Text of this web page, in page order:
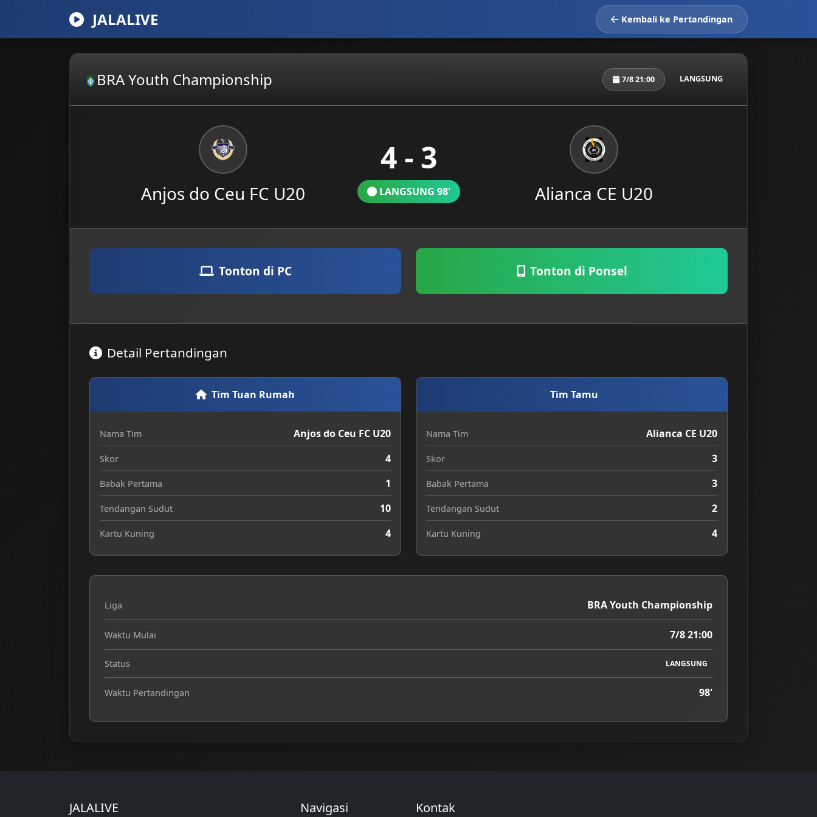
JALALIVE Kembali ke Pertandingan
BRA Youth Championship 7/8 21:00 LANGSUNG
Anjos do Ceu FC U20
4 - 3
LANGSUNG 98' Alianca CE U20
Tonton di PC Tonton di Ponsel
Detail Pertandingan
Tim Tuan Rumah
Nama Tim Anjos do Ceu FC U20
Skor 4
Babak Pertama 1
Tendangan Sudut 10
Kartu Kuning 4
Tim Tamu
Nama Tim Alianca CE U20
Skor 3
Babak Pertama 3
Tendangan Sudut 2
Kartu Kuning 4
Liga BRA Youth Championship
Waktu Mulai 7/8 21:00
Status LANGSUNG
Waktu Pertandingan 98'
JALALIVE Navigasi Kontak